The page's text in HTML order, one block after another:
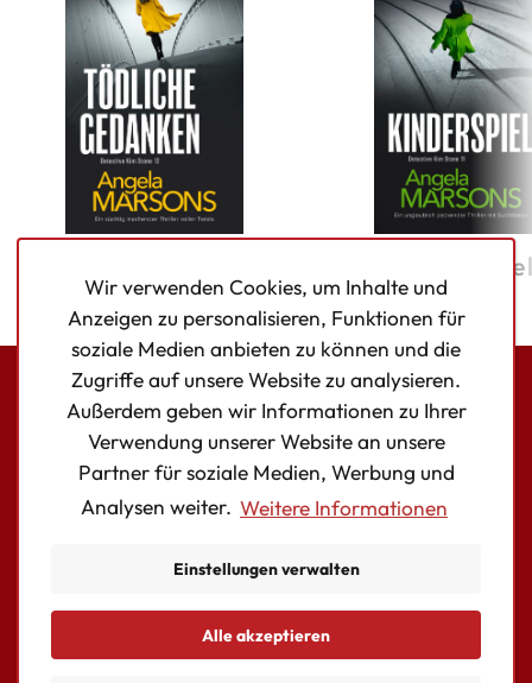
FacebookInstagram
Twitter
AUTOR:INNEN
Wir verwenden Cookies, um Inhalte und
Anzeigen zu personalisieren, Funktionen für
soziale Medien anbieten zu können und die
Zugriffe auf unsere Website zu analysieren.
Außerdem geben wir Informationen zu Ihrer
Verwendung unserer Website an unsere
Partner für soziale Medien, Werbung und
Analysen weiter. Weitere Informationen
Einstellungen verwalten
Essentielle Cookies
Alle akzeptieren